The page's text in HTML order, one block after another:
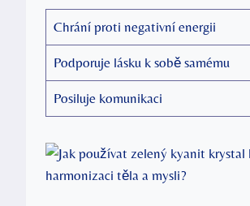
Chrání proti negativní energii
Podporuje lásku k sobě samému
Posiluje komunikaci